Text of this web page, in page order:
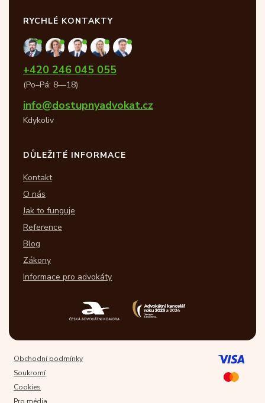
RYCHLÉ KONTAKTY
+420 246 045 055
(Po–Pá: 8—18)
info@dostupnyadvokat.cz
Kdykoliv
DŮLEŽITÉ INFORMACE
Kontakt
O nás
Jak to funguje
Reference
Blog
Zákony
Informace pro advokáty
Obchodní podmínky
Soukromí
Cookies